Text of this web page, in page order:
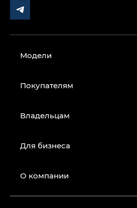
Модели
Покупателям
Владельцам
Для бизнеса
О компании